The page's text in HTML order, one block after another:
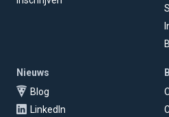
Nieuws
Blog
LinkedIn